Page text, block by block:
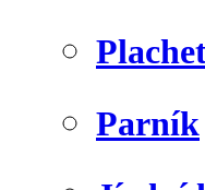
Parník